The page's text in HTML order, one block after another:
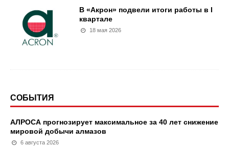
В «Акрон» подвели итоги работы в I
квартале
18 мая 2026
СОБЫТИЯ
АЛРОСА прогнозирует максимальное за 40 лет снижение
мировой добычи алмазов
6 августа 2026